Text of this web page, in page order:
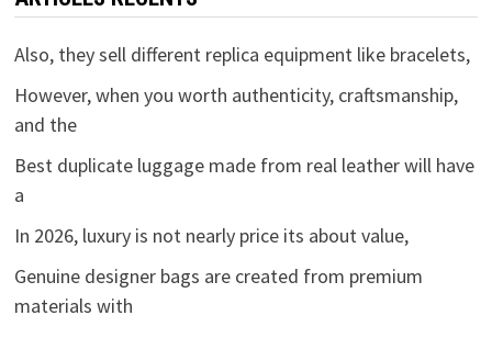
Also, they sell different replica equipment like bracelets,
However, when you worth authenticity, craftsmanship,
and the
Best duplicate luggage made from real leather will have
a
In 2026, luxury is not nearly price its about value,
Genuine designer bags are created from premium
materials with